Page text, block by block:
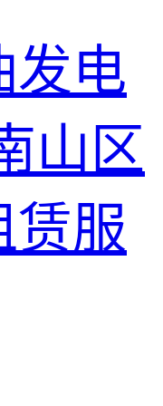
发电
山区
赁服